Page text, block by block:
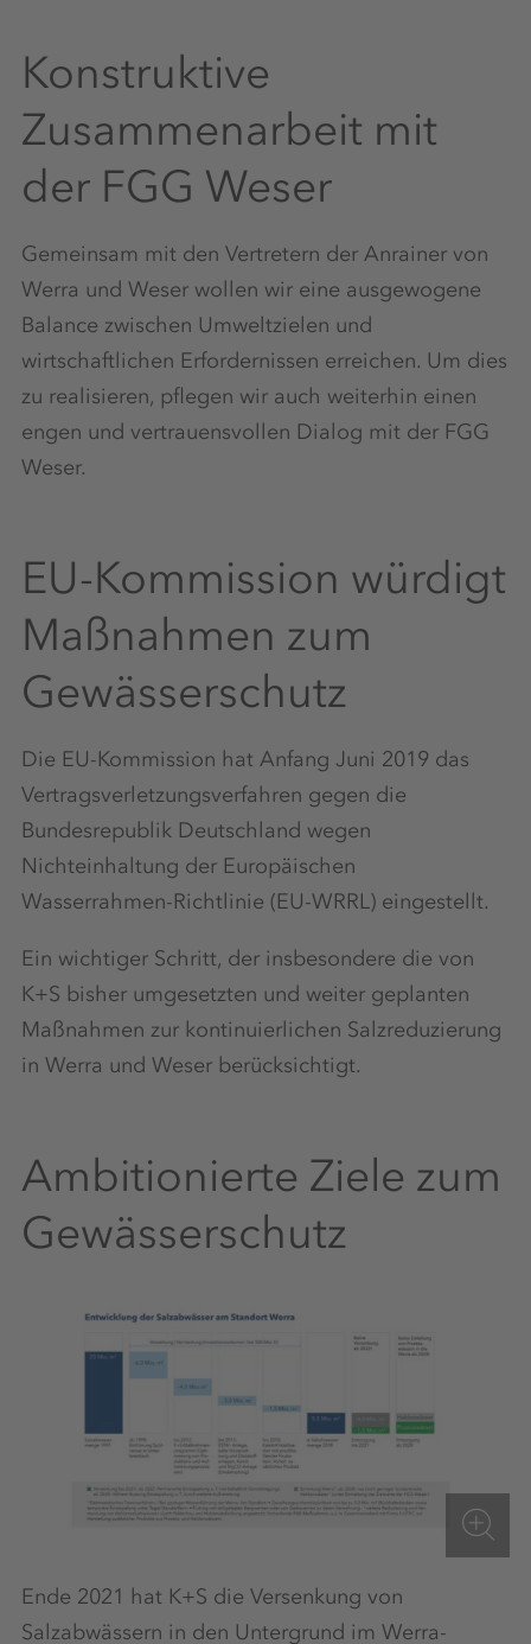
Konstruktive
Zusammenarbeit mit
der FGG Weser
Gemeinsam mit den Vertretern der Anrainer von
Werra und Weser wollen wir eine ausgewogene
Balance zwischen Umweltzielen und
wirtschaftlichen Erfordernissen erreichen. Um dies
zu realisieren, pflegen wir auch weiterhin einen
engen und vertrauensvollen Dialog mit der FGG
Weser.
EU-Kommission würdigt
Maßnahmen zum
Gewässerschutz
Die EU-Kommission hat Anfang Juni 2019 das
Vertragsverletzungsverfahren gegen die
Bundesrepublik Deutschland wegen
Nichteinhaltung der Europäischen
Wasserrahmen-Richtlinie (EU-WRRL) eingestellt.
Ein wichtiger Schritt, der insbesondere die von
K+S bisher umgesetzten und weiter geplanten
Maßnahmen zur kontinuierlichen Salzreduzierung
in Werra und Weser berücksichtigt.
Ambitionierte Ziele zum
Gewässerschutz
Ende 2021 hat K+S die Versenkung von
Salzabwässern in den Untergrund im Werra-